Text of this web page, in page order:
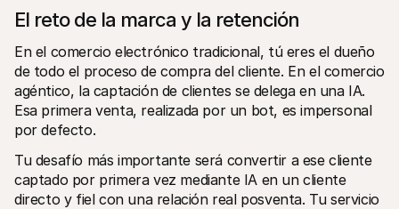
El reto de la marca y la retención
En el comercio electrónico tradicional, tú eres el dueño
de todo el proceso de compra del cliente. En el comercio
agéntico, la captación de clientes se delega en una IA.
Esa primera venta, realizada por un bot, es impersonal
por defecto.
Tu desafío más importante será convertir a ese cliente
captado por primera vez mediante IA en un cliente
directo y fiel con una relación real posventa. Tu servicio